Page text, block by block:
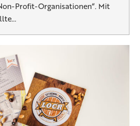
Profit-Organisationen“. Mit